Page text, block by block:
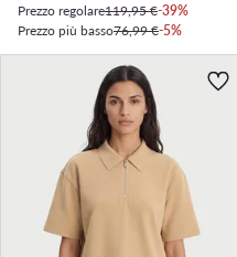
Prezzo regolare119,95 €-39%
Prezzo più basso76,99 €-5%